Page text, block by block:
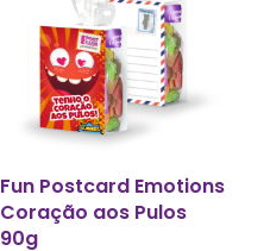
Adicionar
Fun Postcard Emotions
Coração aos Pulos
90g